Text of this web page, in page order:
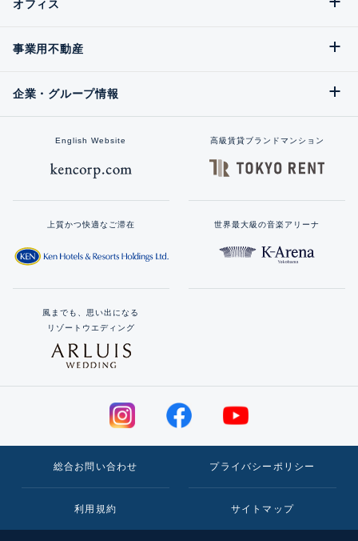
オフィス
事業用不動産
企業・グループ情報
English Website 高級賃貸ブランドマンション
上質かつ快適なご滞在 世界最大級の音楽アリーナ
風までも、思い出になる
リゾートウエディング
総合お問い合わせ プライバシーポリシー
利用規約 サイトマップ